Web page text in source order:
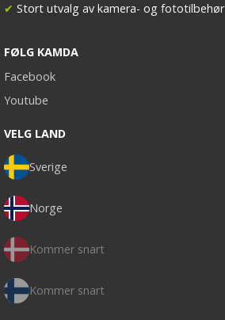
✔ Stort utvalg av kamera- og fototilbehør
FØLG KAMDA
Facebook
Youtube
VELG LAND
Sverige
Norge
Kommer snart
Kommer snart